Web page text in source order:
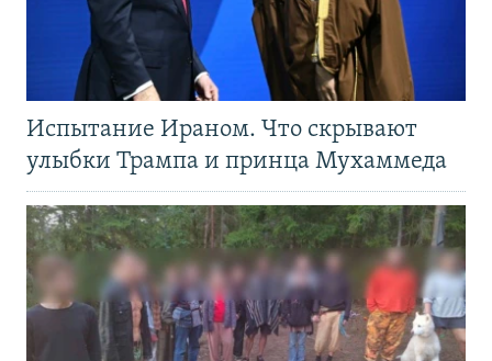
Испытание Ираном. Что скрывают
улыбки Трампа и принца Мухаммеда